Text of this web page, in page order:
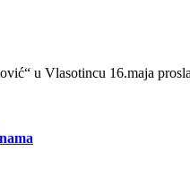
u Vlasotincu 16.maja